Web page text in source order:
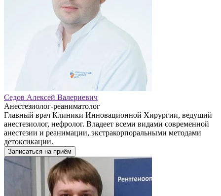
Седов Алексей Валериевич
Анестезиолог-реаниматолог
Главный врач Клиники Инновационной Хирургии, ведущий
анестезиолог, нефролог. Владеет всеми видами современной
анестезии и реанимации, экстракорпоральными методами
детоксикации.
Записаться на приём